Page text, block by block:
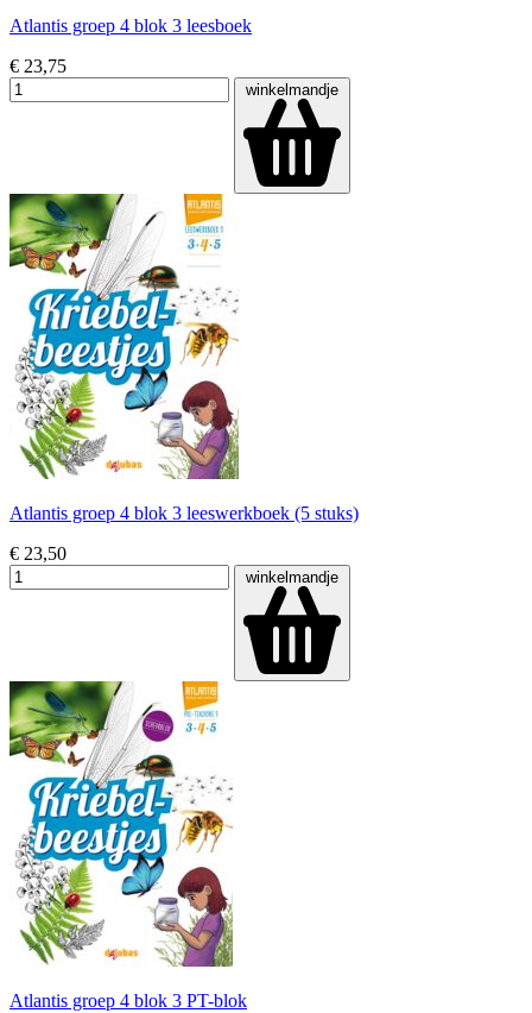
Atlantis groep 4 blok 3 leesboek
€ 23,75
winkelmandje
Atlantis groep 4 blok 3 leeswerkboek (5 stuks)
€ 23,50
winkelmandje
Atlantis groep 4 blok 3 PT-blok